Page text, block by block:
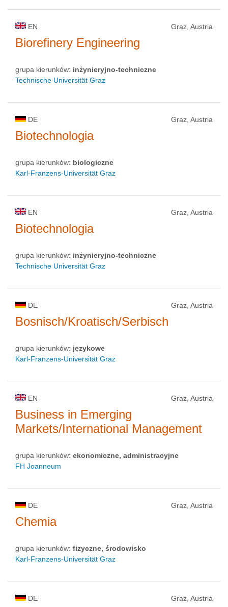
EN Graz, Austria
Biorefinery Engineering
grupa kierunków: inżynieryjno-techniczne
Technische Universität Graz
DE Graz, Austria
Biotechnologia
grupa kierunków: biologiczne
Karl-Franzens-Universität Graz
EN Graz, Austria
Biotechnologia
grupa kierunków: inżynieryjno-techniczne
Technische Universität Graz
DE Graz, Austria
Bosnisch/Kroatisch/Serbisch
grupa kierunków: językowe
Karl-Franzens-Universität Graz
EN Graz, Austria
Business in Emerging
Markets/International Management
grupa kierunków: ekonomiczne, administracyjne
FH Joanneum
DE Graz, Austria
Chemia
grupa kierunków: fizyczne, środowisko
Karl-Franzens-Universität Graz
DE Graz, Austria